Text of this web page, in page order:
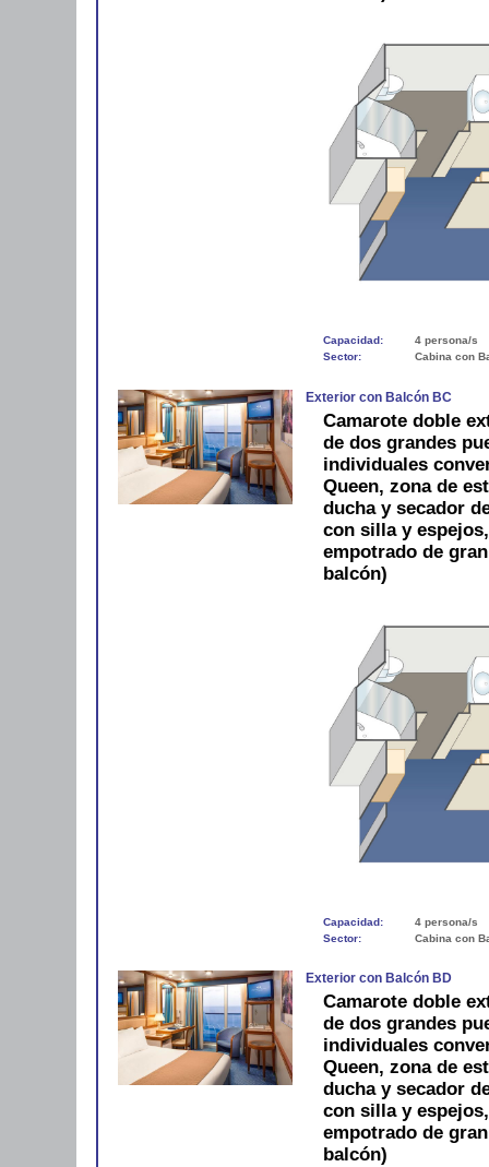
Capacidad:
4 persona/s
Sector:
Cabina con
Exterior con Balcón BC
Camarote doble
de dos grandes
individuales
Queen, zona de
ducha y secador
con silla y
empotrado de
balcón)
Capacidad:
4 persona/s
Sector:
Cabina con
Exterior con Balcón BD
Camarote doble
de dos grandes
individuales
Queen, zona de
ducha y secador
con silla y
empotrado de
balcón)